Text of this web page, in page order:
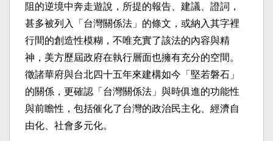
阻的逆境中奔走遊說，所提的報告、建議、證詞，
甚多被列入「台灣關係法」的條文，或納入其字裡
行間的創造性模糊，不唯充實了該法的內容與精
神，美方歷屆政府在執行層面也擁有充分的空間。
徵諸華府與台北四十五年來建構如今「堅若磐石」
的關係，更確認「台灣關係法」與時俱進的功能性
與前瞻性，包括催化了台灣的政治民主化、經濟自
由化、社會多元化。